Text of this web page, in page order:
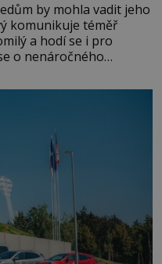
by mohla vadit jeho
komunikuje téměř
a hodí se i pro
o nenáročného
semínek Jeho
s výjimkou